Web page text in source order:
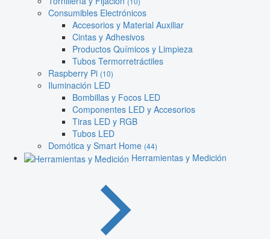
Consumibles Electrónicos
Accesorios y Material Auxiliar
Cintas y Adhesivos
Productos Químicos y Limpieza
Tubos Termorretráctiles
Raspberry Pi (10)
Iluminación LED
Bombillas y Focos LED
Componentes LED y Accesorios
Tiras LED y RGB
Tubos LED
Domótica y Smart Home (44)
Herramientas y Medición